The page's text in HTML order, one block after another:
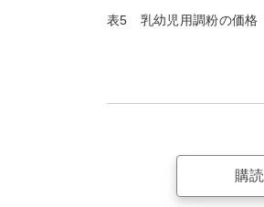
表5 乳幼児用調粉の価格
購